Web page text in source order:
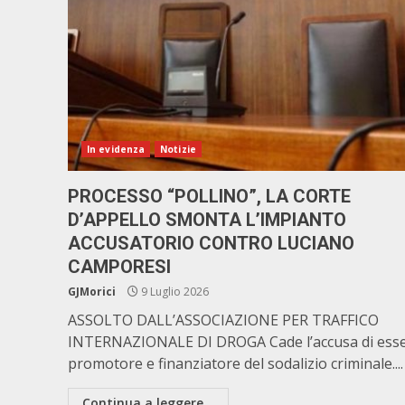
In evidenza Notizie
PROCESSO “POLLINO”, LA CORTE
D’APPELLO SMONTA L’IMPIANTO
ACCUSATORIO CONTRO LUCIANO
CAMPORESI
GJMorici 9 Luglio 2026
ASSOLTO DALL’ASSOCIAZIONE PER TRAFFICO
INTERNAZIONALE DI DROGA Cade l’accusa di
promotore e finanziatore del sodalizio criminale....